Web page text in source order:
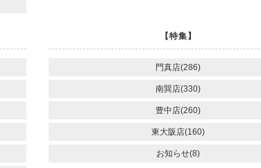
【特集】
門真店(286)
南巽店(330)
豊中店(260)
東大阪店(160)
お知らせ(8)